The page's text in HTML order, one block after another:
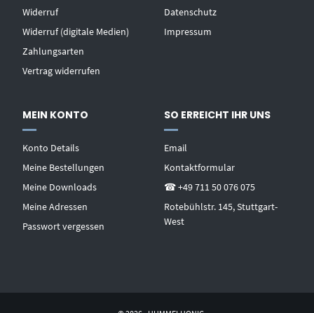
Widerruf
Widerruf (digitale Medien)
Zahlungsarten
Vertrag widerrufen
Datenschutz
Impressum
MEIN KONTO
Konto Details
Meine Bestellungen
Meine Downloads
Meine Adressen
Passwort vergessen
SO ERREICHT IHR UNS
Email
Kontaktformular
☎ +49 711 50 076 075
Rotebühlstr. 145, Stuttgart-
West